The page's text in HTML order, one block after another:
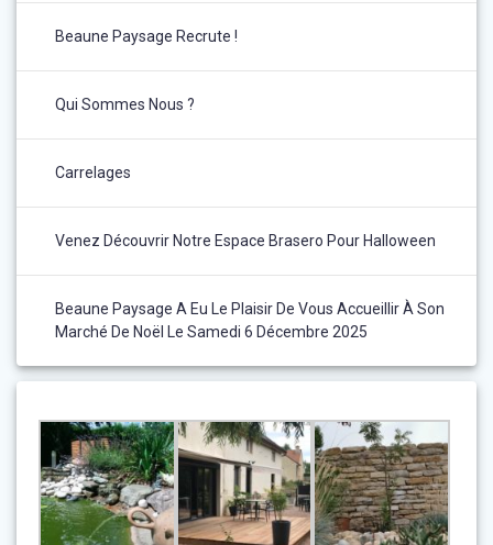
Beaune Paysage Recrute !
Qui Sommes Nous ?
Carrelages
Venez Découvrir Notre Espace Brasero Pour Halloween
Beaune Paysage A Eu Le Plaisir De Vous Accueillir À Son
Marché De Noël Le Samedi 6 Décembre 2025